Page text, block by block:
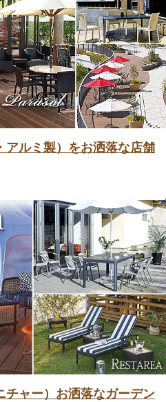
アルミ製）をお洒落な店舗
チャー）お洒落なガーデン